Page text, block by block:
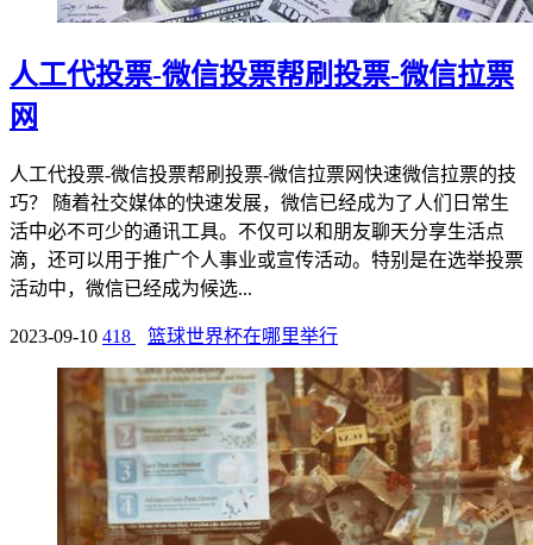
人工代投票-微信投票帮刷投票-微信拉票
网
人工代投票-微信投票帮刷投票-微信拉票网快速微信拉票的技
巧？ 随着社交媒体的快速发展，微信已经成为了人们日常生
活中必不可少的通讯工具。不仅可以和朋友聊天分享生活点
滴，还可以用于推广个人事业或宣传活动。特别是在选举投票
活动中，微信已经成为候选...
2023-09-10 418 篮球世界杯在哪里举行